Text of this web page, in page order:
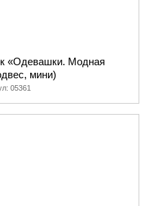
«Одевашки. Модная
мини)
05361